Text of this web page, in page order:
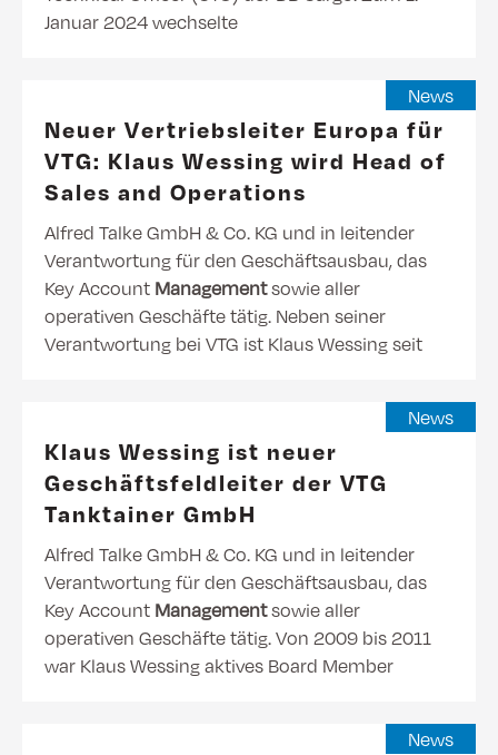
Januar 2024 wechselte
News
Neuer Vertriebsleiter Europa für
VTG: Klaus Wessing wird Head of
Sales and Operations
Alfred Talke GmbH & Co. KG und in leitender
Verantwortung für den Geschäftsausbau, das
Key Account Managementsowie aller
operativen Geschäfte tätig. Neben seiner
Verantwortung bei VTG ist Klaus Wessing seit
News
Klaus Wessing ist neuer
Geschäftsfeldleiter der VTG
Tanktainer GmbH
Alfred Talke GmbH & Co. KG und in leitender
Verantwortung für den Geschäftsausbau, das
Key Account Managementsowie aller
operativen Geschäfte tätig. Von 2009 bis 2011
war Klaus Wessing aktives Board Member
News